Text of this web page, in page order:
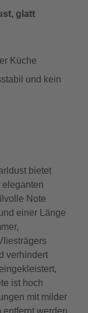
glatt
Küche
und kein
bietet
Note
einer Länge
verhindert
ist hoch
mit milder
entfernt werden